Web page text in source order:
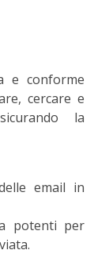
e conforme
cercare e
la
email in
potenti per